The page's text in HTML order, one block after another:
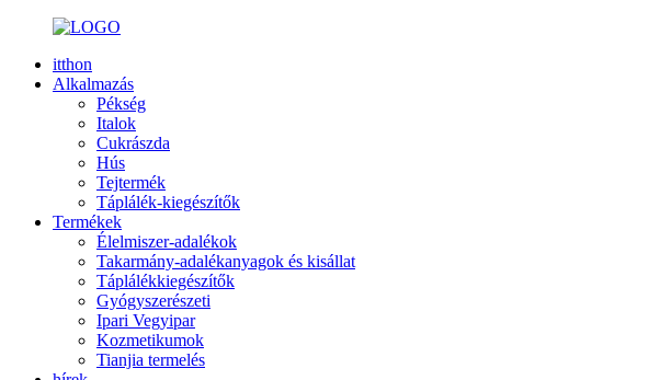
itthon
Alkalmazás
Pékség
Italok
Cukrászda
Hús
Tejtermék
Táplálék-kiegészítők
Termékek
Élelmiszer-adalékok
Takarmány-adalékanyagok és kisállat
Táplálékkiegészítők
Gyógyszerészeti
Ipari Vegyipar
Kozmetikumok
Tianjia termelés